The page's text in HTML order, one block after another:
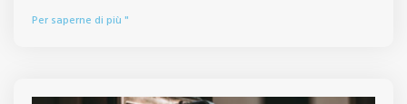
Per saperne di più "